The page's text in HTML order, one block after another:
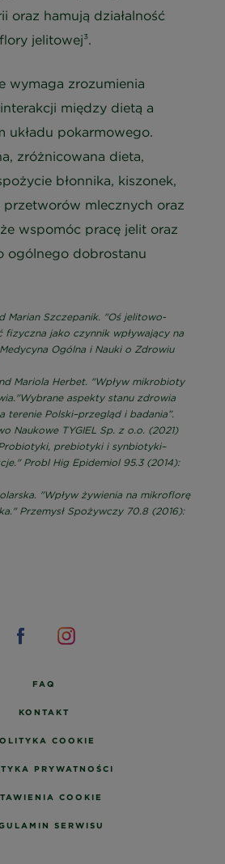
oraz hamują działalność
jelitowej³.
wymaga zrozumienia
między dietą a
układu pokarmowego.
zróżnicowana dieta,
błonnika, kiszonek,
mlecznych oraz
wspomóc pracę jelit oraz
ogólnego dobrostanu
Marian Szczepanik. "Oś jelitowo-
fizyczna jako czynnik wpływający na
Ogólna i Nauki o Zdrowiu
Mariola Herbet. "Wpływ mikrobioty
aspekty stanu zdrowia
terenie Polski–przegląd i badania”.
Naukowe TYGIEL Sp. z o.o. (2021)
prebiotyki i synbiotyki–
Probl Hig Epidemiol 95.3 (2014):
"Wpływ żywienia na mikroflorę
Przemysł Spożywczy 70.8 (2016):
FAQ
KONTAKT
COOKIE
PRYWATNOŚCI
COOKIE
SERWISU